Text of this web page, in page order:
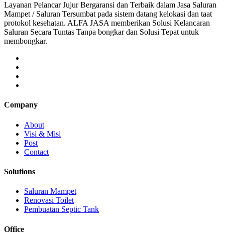
Layanan Pelancar Jujur Bergaransi dan Terbaik dalam Jasa Saluran
Mampet / Saluran Tersumbat pada sistem datang kelokasi dan taat
protokol kesehatan. ALFA JASA memberikan Solusi Kelancaran
Saluran Secara Tuntas Tanpa bongkar dan Solusi Tepat untuk
membongkar.
Company
About
Visi & Misi
Post
Contact
Solutions
Saluran Mampet
Renovasi Toilet
Pembuatan Septic Tank
Office